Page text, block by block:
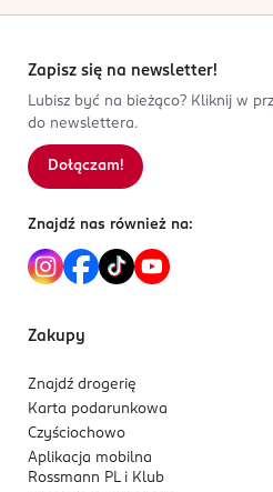
Zapisz się na newsletter!
Lubisz być na bieżąco? Kliknij w
do newslettera.
Dołączam!
Znajdź nas również na:
Zakupy
Znajdź drogerię
Karta podarunkowa
Czyściochowo
Aplikacja mobilna
Rossmann PL i Klub